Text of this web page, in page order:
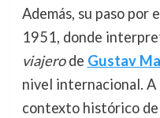
Además, su paso por
1951, donde
viajerode Gustav
nivel internacional. A
contexto histórico de